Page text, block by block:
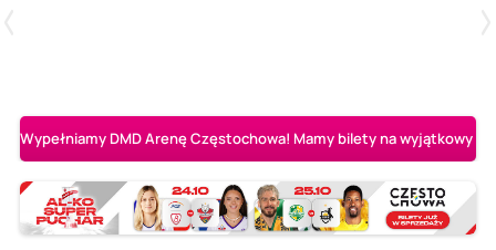
Wypełniamy DMD Arenę Częstochowa! Mamy bilety na wyjątkowy